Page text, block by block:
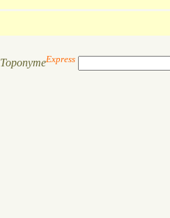
ToponymeExpress